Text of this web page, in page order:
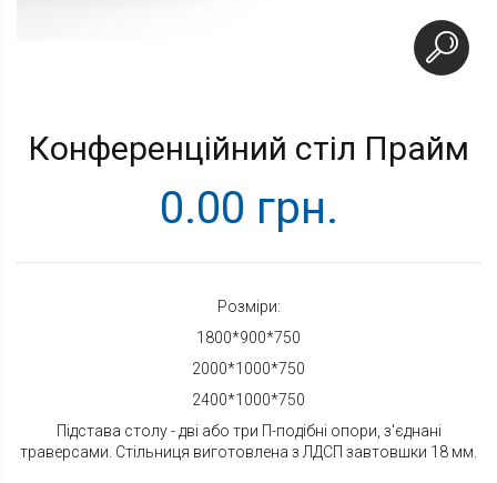
Конференційний стіл Прайм
0.00 грн.
Розміри:
1800*900*750
2000*1000*750
2400*1000*750
Підстава столу - дві або три П-подібні опори, з'єднані
траверсами. Стільниця виготовлена з ЛДСП завтовшки 18 мм.